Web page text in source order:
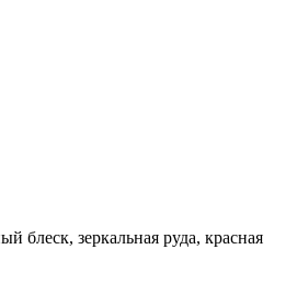
блеск, зеркальная руда, красная